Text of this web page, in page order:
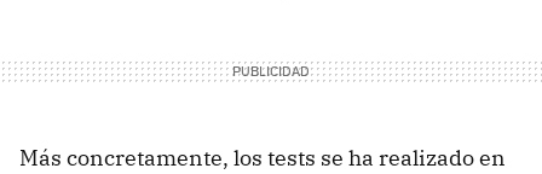
Más concretamente, los tests se ha realizado en